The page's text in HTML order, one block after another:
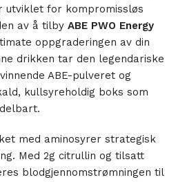
utviklet for kompromissløs
av å tilby ABE PWO Energy
oppgraderingen av din
drikken tar den legendariske
ABE-pulveret og
kullsyreholdig boks som
med aminosyrer strategisk
Med 2g citrullin og tilsatt
blodgjennomstrømningen til